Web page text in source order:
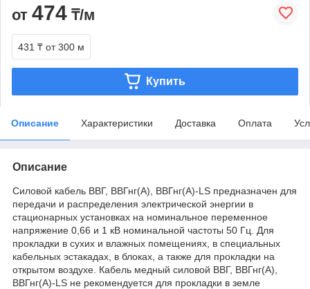
от 474 ₸/м
431 ₸ от 300 м
Купить
Описание Характеристики Доставка Оплата
Описание
Силовой кабель ВВГ, ВВГнг(А), ВВГнг(А)-LS предназначен для
передачи и распределения электрической энергии в
стационарных установках на номинальное переменное
напряжение 0,66 и 1 кВ номинальной частоты 50 Гц. Для
прокладки в сухих и влажных помещениях, в специальных
кабельных эстакадах, в блоках, а также для прокладки на
открытом воздухе. Кабель медный силовой ВВГ, ВВГнг(А),
ВВГнг(А)-LS не рекомендуется для прокладки в земле